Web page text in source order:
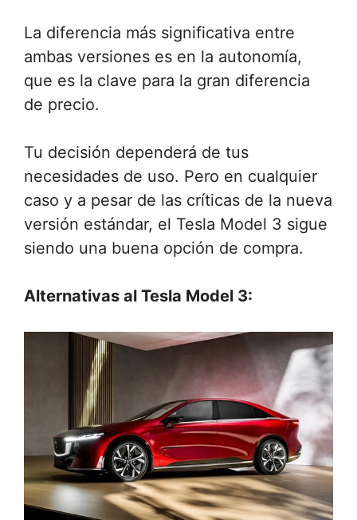
La diferencia más significativa entre
ambas versiones es en la autonomía,
que es la clave para la gran diferencia
de precio.
Tu decisión dependerá de tus
necesidades de uso. Pero en cualquier
caso y a pesar de las críticas de la nueva
versión estándar, el Tesla Model 3 sigue
siendo una buena opción de compra.
Alternativas al Tesla Model 3: